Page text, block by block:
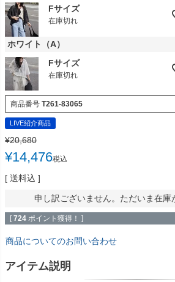
Fサイズ
在庫切れ
ホワイト（A）
Fサイズ
在庫切れ
商品番号 T261-83065
LIVE紹介商品
¥20,680
¥14,476税込
送料込
申し訳ございません。ただいま在庫
[ 724 ポイント獲得！ ]
商品についてのお問い合わせ
アイテム説明